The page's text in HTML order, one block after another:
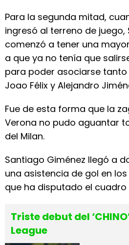
Para la segunda mitad,
ingresó al terreno de juego,
comenzó a tener una
a que ya no tenía que
para poder asociarse
Joao Félix y Alejandro
Fue de esta forma que la
Verona no pudo aguantar
del Milan.
Santiago Giménez llegó a
una asistencia de gol en
que ha disputado el cuadro
Triste debut del
League